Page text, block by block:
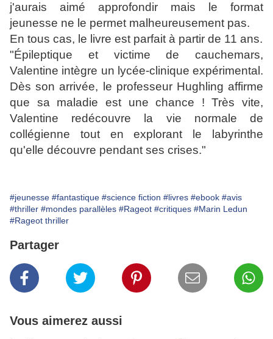
j'aurais aimé approfondir mais le format
jeunesse ne le permet malheureusement pas.
En tous cas, le livre est parfait à partir de 11 ans.
"Épileptique et victime de cauchemars,
Valentine intègre un lycée-clinique expérimental.
Dès son arrivée, le professeur Hughling affirme
que sa maladie est une chance ! Très vite,
Valentine redécouvre la vie normale de
collégienne tout en explorant le labyrinthe
qu'elle découvre pendant ses crises."
#jeunesse #fantastique #science fiction #livres #ebook #avis
#thriller #mondes parallèles #Rageot #critiques #Marin Ledun
#Rageot thriller
Partager
Vous aimerez aussi